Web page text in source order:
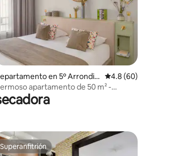
4.89 de 5; 95 evaluaciones
en 5º Arrondis
Calificación
4.8 (60)
apartamento de 50 m² -
Superanfitrión
Superanfitrión